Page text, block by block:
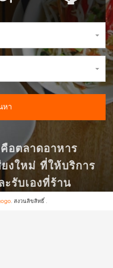
หา
อตลาดอาหาร
งใหม่ ที่ให้บริการ
ะรับเองที่ร้าน
. สงวนลิขสิทธิ์ .